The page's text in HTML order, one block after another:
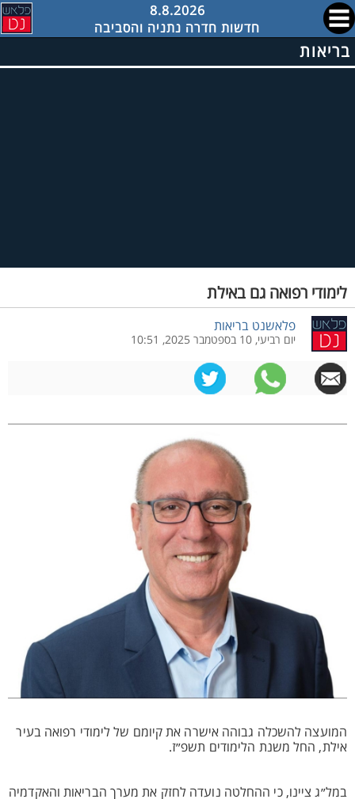
8.8.2026
חדשות חדרה נתניה והסביבה
בריאות
לימודי רפואה גם באילת
פלאשנט בריאות
יום רביעי, 10 בספטמבר 2025, 10:51
המועצה להשכלה גבוהה אישרה את קיומם של לימודי רפואה בעיר
אילת, החל משנת הלימודים תשפ״ז.
במל״ג ציינו, כי ההחלטה נועדה לחזק את מערך הבריאות והאקדמיה